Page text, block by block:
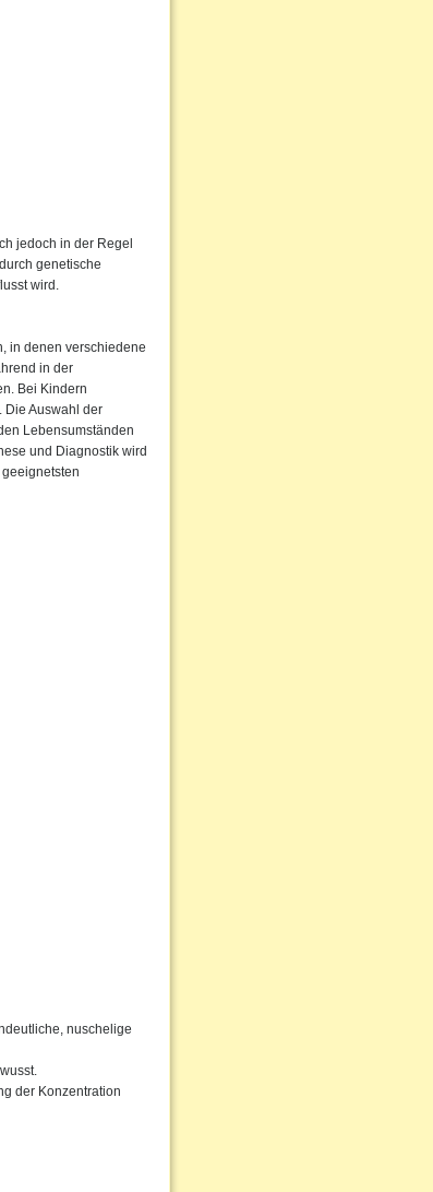
jedoch in der Regel
genetische
wird.
in denen verschiedene
in der
Bei Kindern
Die Auswahl der
Lebensumständen
und Diagnostik wird
nuschelige
der Konzentration